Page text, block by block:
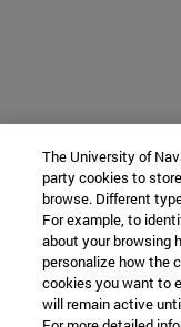
The University of
party cookies to
browse. Different
For example, to
about your browsing
personalize how the
cookies you want to
will remain active